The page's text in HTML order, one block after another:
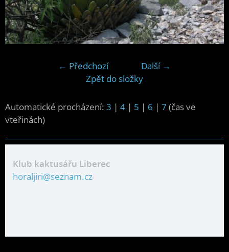
← Předchozí
Další →
Zpět do složky
Automatické procházení: 3 | 4 | 5 | 6 | 7 (čas ve
vteřinách)
Klub kaktusářu Liberec
horaljiri@seznam.cz